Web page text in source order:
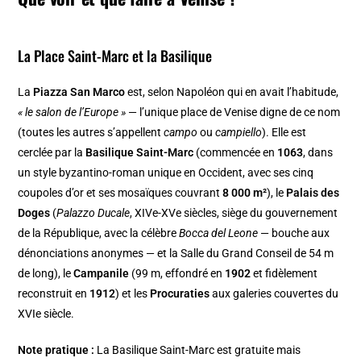
La Place Saint-Marc et la Basilique
La Piazza San Marcoest, selon Napoléon qui en avait l’habitude,
« le salon de l’Europe » — l’unique place de Venise digne de ce nom
(toutes les autres s’appellentcampo oucampiello). Elle est
cerclée par la Basilique Saint-Marc (commencée en 1063, dans
un style byzantino-roman unique en Occident, avec ses cinq
coupoles d’or et ses mosaïques couvrant8 000 m²), le Palais des
Doges (Palazzo Ducale, XIVe-XVe siècles, siège du gouvernement
de la République, avec la célèbreBocca del Leone — bouche aux
dénonciations anonymes — et la Salle du Grand Conseil de 54 m
de long), leCampanile (99 m, effondré en 1902et fidèlement
reconstruit en 1912) et les Procuratiesaux galeries couvertes du
XVIe siècle.
Note pratique : La Basilique Saint-Marc est gratuite mais